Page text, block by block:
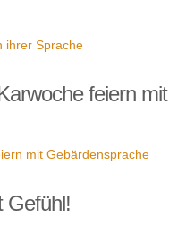
ihrer Sprache
feiern mit
mit Gebärdensprache
Gefühl!